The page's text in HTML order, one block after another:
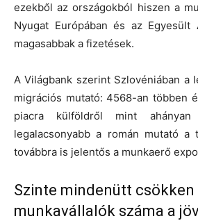
ezekből az országokból hiszen a
Nyugat Európában és az Egyesült
magasabbak a fizetések.
A Világbank szerint Szlovéniában a
migrációs mutató: 4568-an többen
piacra külföldről mint
legalacsonyabb a román mutató
továbbra is jelentős a munkaerő
Szinte mindenütt csökken
munkavállalók száma a